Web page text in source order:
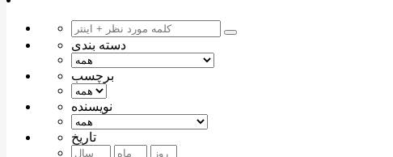
دسته بندی
برچسب
نویسنده
تاریخ